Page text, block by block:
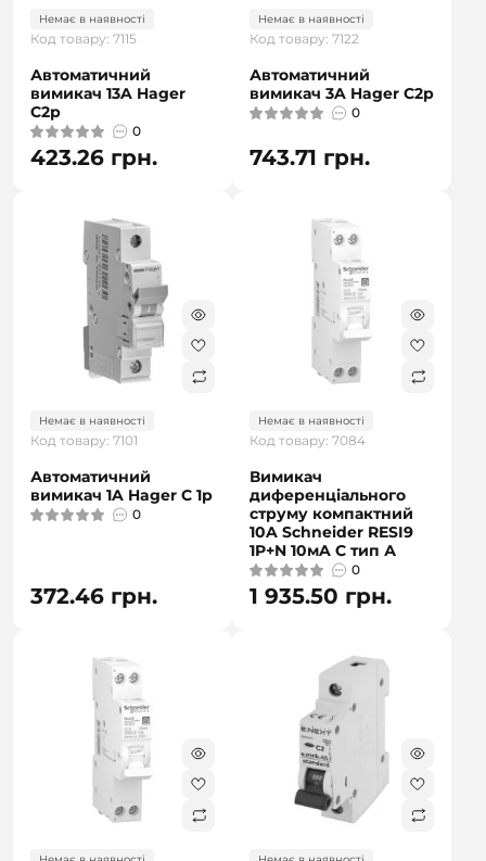
Немає в наявності
Код товару: 7115
Автоматичний
вимикач 13A Hager
C2р
0
423.26 грн.
Немає в наявності
Код товару: 7122
Автоматичний
вимикач 3A Hager C2р
0
743.71 грн.
Немає в наявності
Код товару: 7101
Автоматичний
вимикач 1A Hager C 1p
0
372.46 грн.
Немає в наявності
Код товару: 7084
Вимикач
диференціального
струму компактний
10A Schneider RESI9
1P+N 10мA C тип А
0
1 935.50 грн.